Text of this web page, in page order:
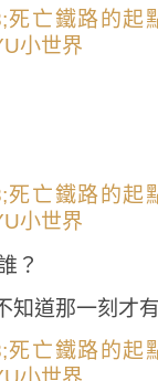
？
知道那一刻才